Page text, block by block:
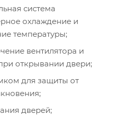
система
охлаждение и
температуры;
вентилятора и
открывании двери;
для защиты от
дверей;